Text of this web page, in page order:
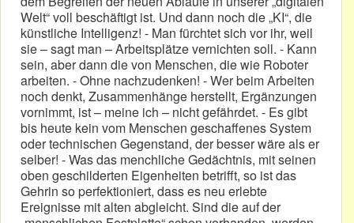
Welt“ voll beschäftigt ist. Und dann noch die „KI“, die
künstliche Intelligenz! - Man fürchtet sich vor ihr, weil
sie – sagt man – Arbeitsplätze vernichten soll. - Kann
sein, aber dann die von Menschen, die wie Roboter
arbeiten. - Ohne nachzudenken! - Wer beim Arbeiten
noch denkt, Zusammenhänge herstellt, Ergänzungen
vornimmt, ist – meine ich – nicht gefährdet. - Es gibt
bis heute kein vom Menschen geschaffenes System
oder technischen Gegenstand, der besser wäre als er
selber! - Was das menchliche Gedächtnis, mit seinen
oben geschilderten Eigenheiten betrifft, so ist das
Gehrin so perfektioniert, dass es neu erlebte
Ereignisse mit alten abgleicht. Sind die auf der